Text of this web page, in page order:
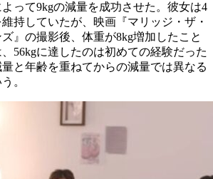
って9kgの減量を成功させた。彼女は4
持していたが、映画『マリッジ・ザ・
』の撮影後、体重が8kg増加したこと
56kgに達したのは初めての経験だった
と年齢を重ねてからの減量では異なる
。